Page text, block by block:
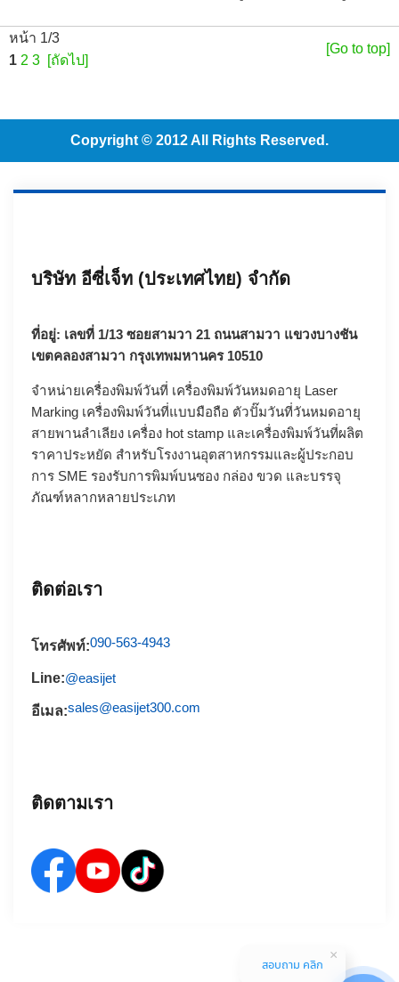
หน้า 1/3
1 2 3 [ถัดไป]
[Go to top]
Copyright © 2012 All Rights Reserved.
บริษัท อีซี่เจ็ท (ประเทศไทย) จำกัด
ที่อยู่: เลขที่ 1/13 ซอยสามวา 21 ถนนสามวา แขวงบางชัน
เขตคลองสามวา กรุงเทพมหานคร 10510
จำหน่ายเครื่องพิมพ์วันที่ เครื่องพิมพ์วันหมดอายุ Laser
Marking เครื่องพิมพ์วันที่แบบมือถือ ตัวปั๊มวันที่วันหมดอายุ
สายพานลำเลียง เครื่อง hot stamp และเครื่องพิมพ์วันที่ผลิต
ราคาประหยัด สำหรับโรงงานอุตสาหกรรมและผู้ประกอบ
การ SME รองรับการพิมพ์บนซอง กล่อง ขวด และบรรจุ
ภัณฑ์หลากหลายประเภท
ติดต่อเรา
โทรศัพท์:090-563-4943
Line:@easijet
อีเมล:sales@easijet300.com
ติดตามเรา
สอบถาม คลิก